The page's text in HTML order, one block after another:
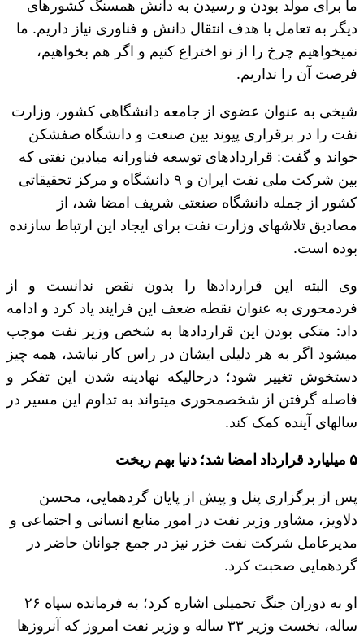
ما برای مولد بودن و رسیدن به دانش همسنگ کشورهای
دیگر به تعامل با هدف انتقال دانش و فناوری نیاز داریم. ما
نمی‎خواهیم چرخ را از نو اختراع کنیم و اگر هم بخواهیم،
فرصت آن را نداریم.
شیخی به عنوان عضوی از جامعه دانشگاهی کشور، وزارت
نفت را در برقراری پیوند بین صنعت و دانشگاه صف‎شکن
خواند و گفت: قراردادهای توسعه فناورانه میادین نفتی که
بین شرکت ملی نفت ایران و ۹ دانشگاه و مرکز تحقیقاتی
کشور از جمله دانشگاه صنعتی شریف امضا شد، از
مصادیق تلاش‎های وزارت نفت برای ایجاد این ارتباط سازنده
بوده است.
وی البته این قراردادها را بدون نقص ندانست و از
فردمحوری به عنوان نقطه ضعف این فرایند یاد کرد و ادامه
داد: متکی بودن این قراردادها به شخص وزیر نفت موجب
می‎شود اگر به هر دلیلی ایشان در راس کار نباشد، همه چیز
دستخوش تغییر شود؛ درحالیکه نهادینه شدن این تفکر و
فاصله گرفتن از شخص‎محوری می‎تواند به تداوم این مسیر در
سال‎های آینده کمک کند.
۵ میلیارد قرارداد امضا شد؛ دنیا بهم ریخت
پس از برگزاری پنل و پیش از پایان گردهمایی، محسن
دلاویز، مشاور وزیر نفت در امور منابع انسانی و اجتماعی و
مدیرعامل شرکت نفت خزر نیز در جمع جوانان حاضر در
گردهمایی صحبت کرد.
او به دوران جنگ تحمیلی اشاره کرد؛ به فرمانده سپاه ۲۶
ساله، نخست وزیر ۳۳ ساله و وزیر نفت امروز که آن‎روزها